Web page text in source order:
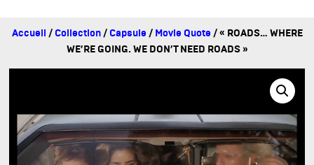
Accueil / Collection/ Capsule / Movie Quote / « ROADS… WHERE
WE’RE GOING. WE DON’T NEED ROADS »